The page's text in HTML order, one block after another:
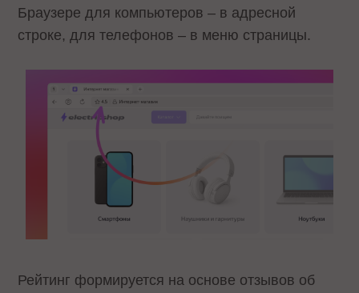
Браузере для компьютеров – в адресной
строке, для телефонов – в меню страницы.
Рейтинг формируется на основе отзывов об